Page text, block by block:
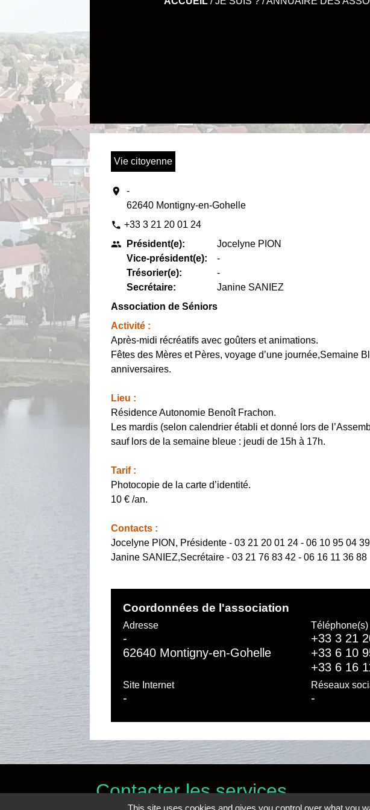
Vie citoyenne
location_on
-
62640 Montigny-en-Gohelle
phone +33 3 21 20 01 24
people
Président(e):
Vice-président(e):
Trésorier(e):
Secrétaire:
Jocelyne PION
-
-
Janine SANIEZ
Association de Séniors
Activité :
Après-midi récréatifs avec goûters et animations.
Fêtes des Mères et Pères, voyage d’une journée,Semaine
anniversaires.
Lieu :
Résidence Autonomie Benoît Frachon.
Les mardis (selon calendrier établi et donné lors de
sauf lors de la semaine bleue : jeudi de 15h à 17h.
Tarif :
Photocopie de la carte d’identité.
10 € /an.
Contacts :
Jocelyne PION, Présidente - 03 21 20 01 24 - 06 10 95 04 39
Janine SANIEZ,Secrétaire - 03 21 76 83 42 - 06 16 11 36 88
Coordonnées de l'association
Adresse
-
62640 Montigny-en-Gohelle
Téléphone(s)
+33 3 21
+33 6 10
+33 6 16
Site Internet
-
Réseaux
-
Contacter les services
This site uses cookies and gives you control over what you